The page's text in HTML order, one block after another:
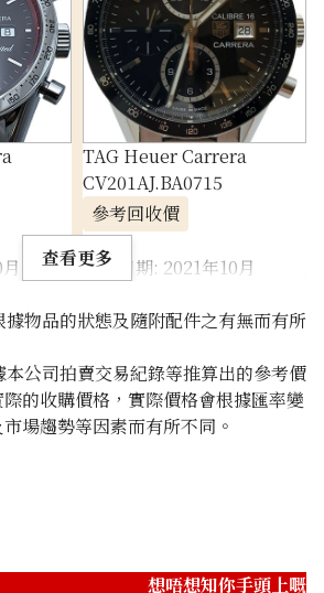
TAG Heuer Carrera
CV201AJ.BA0715
參考回收價
ASK
收購日期: 2021年10月
查看更多
物品的狀態及隨附配件之有無而有所
公司拍賣交易紀錄等推算出的參考價
的收購價格，實際價格會根據匯率變
場趨勢等因素而有所不同。
想唔想知你手頭上嘅